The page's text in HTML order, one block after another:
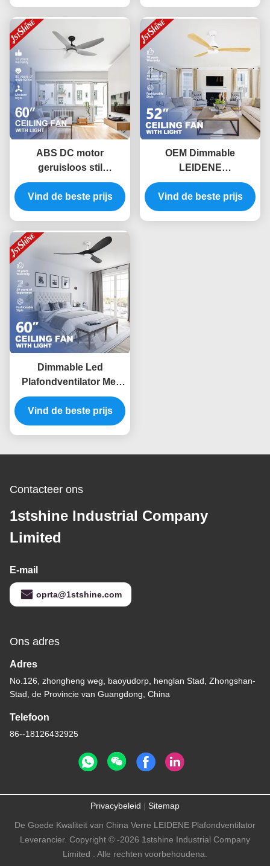
ABS DC motor
geruisloos stil
plafondventilator met
LED-licht voor keuken
restaurant
Vind de beste prijs
OEM Dimmable
LEIDENE
Plafondventilatorenergie
- de Motor van het
besparings220v
Vind de beste prijs
Dimmable Led
Plafondventilator Met
Led Light Zwart Solid
Wood Blade Dc Motor
Vind de beste prijs
Contacteer ons
1stshine Industrial Company
Limited
E-mail
oprta@1stshine.com
Ons adres
Adres
No.126, zhongheng weg, baoyudorp, henglan Stad, Zhongshan-
Stad, de Provincie van Guangdong, China
Telefoon
86--18126432925
Privacybeleid | Sitemap
De Goede Kwaliteit van China Verre LEIDENE Plafondventilator
Leverancier. Copyright © -2026 1stshine Industrial Company
Limited . Alle rechten voorbehoudena.